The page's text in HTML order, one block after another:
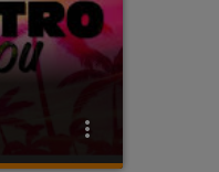
more_vert